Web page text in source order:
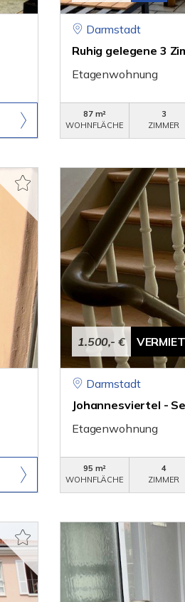
Darmstadt
Ruhig gelegene 3
Etagenwohnung
87 m²
WOHNFLÄCHE
3
ZIMMER
1.500,- €
Darmstadt
Johannesviertel -
Etagenwohnung
95 m²
WOHNFLÄCHE
4
ZIMMER